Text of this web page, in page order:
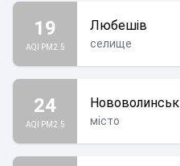
19
AQI PM2.5
Любешів
селище
24
AQI PM2.5
Нововолинськ
місто